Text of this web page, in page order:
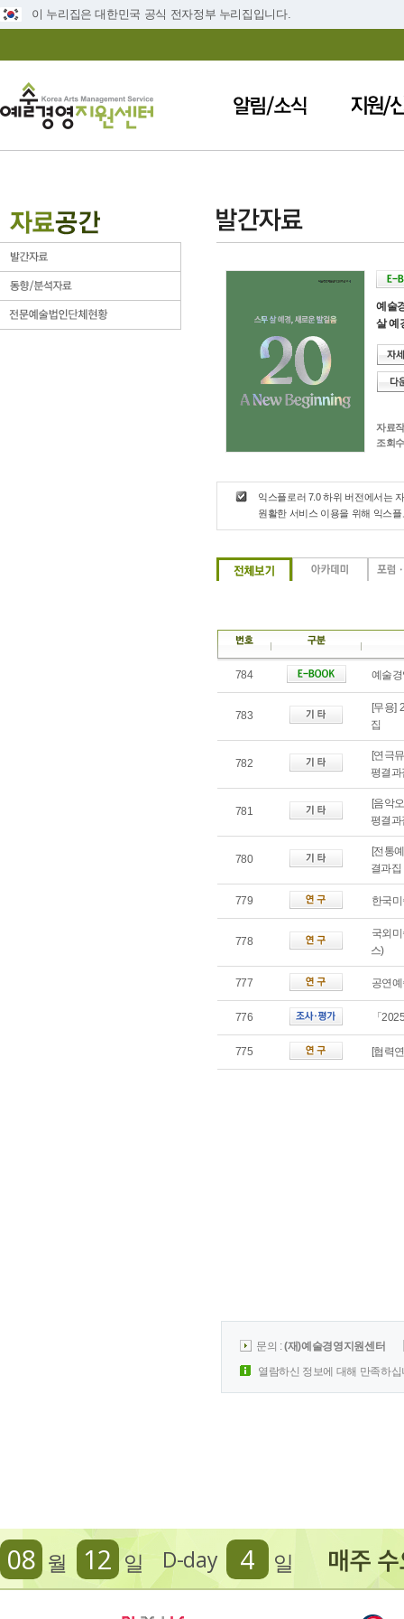
이 누리집은 대한민국 공식 전자정부 누리집입니다.
예술
살 예
자료
조회
익스플로러 7.0 하위 버전에서는
원활한 서비스 이용을 위해 익스
784 예술
783
[무용]
집
782
[연극
평결과
781
[음악
평결과
780
[전통
결과집
779 한국
778
국외
스)
777 공연
776 「
775 [협력
문의 :(재)예술경영지원센터
열람하신 정보에 대해 만족하
D-day 4 일
08 월 12 일